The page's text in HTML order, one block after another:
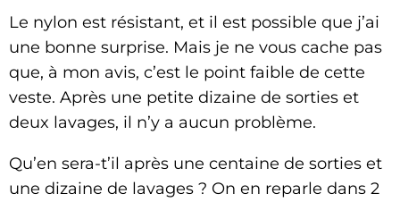
Le nylon est résistant, et il est possible que j’ai
une bonne surprise. Mais je ne vous cache pas
que, à mon avis, c’est le point faible de cette
veste. Après une petite dizaine de sorties et
deux lavages, il n’y a aucun problème.
Qu’en sera-t’il après une centaine de sorties et
une dizaine de lavages ? On en reparle dans 2